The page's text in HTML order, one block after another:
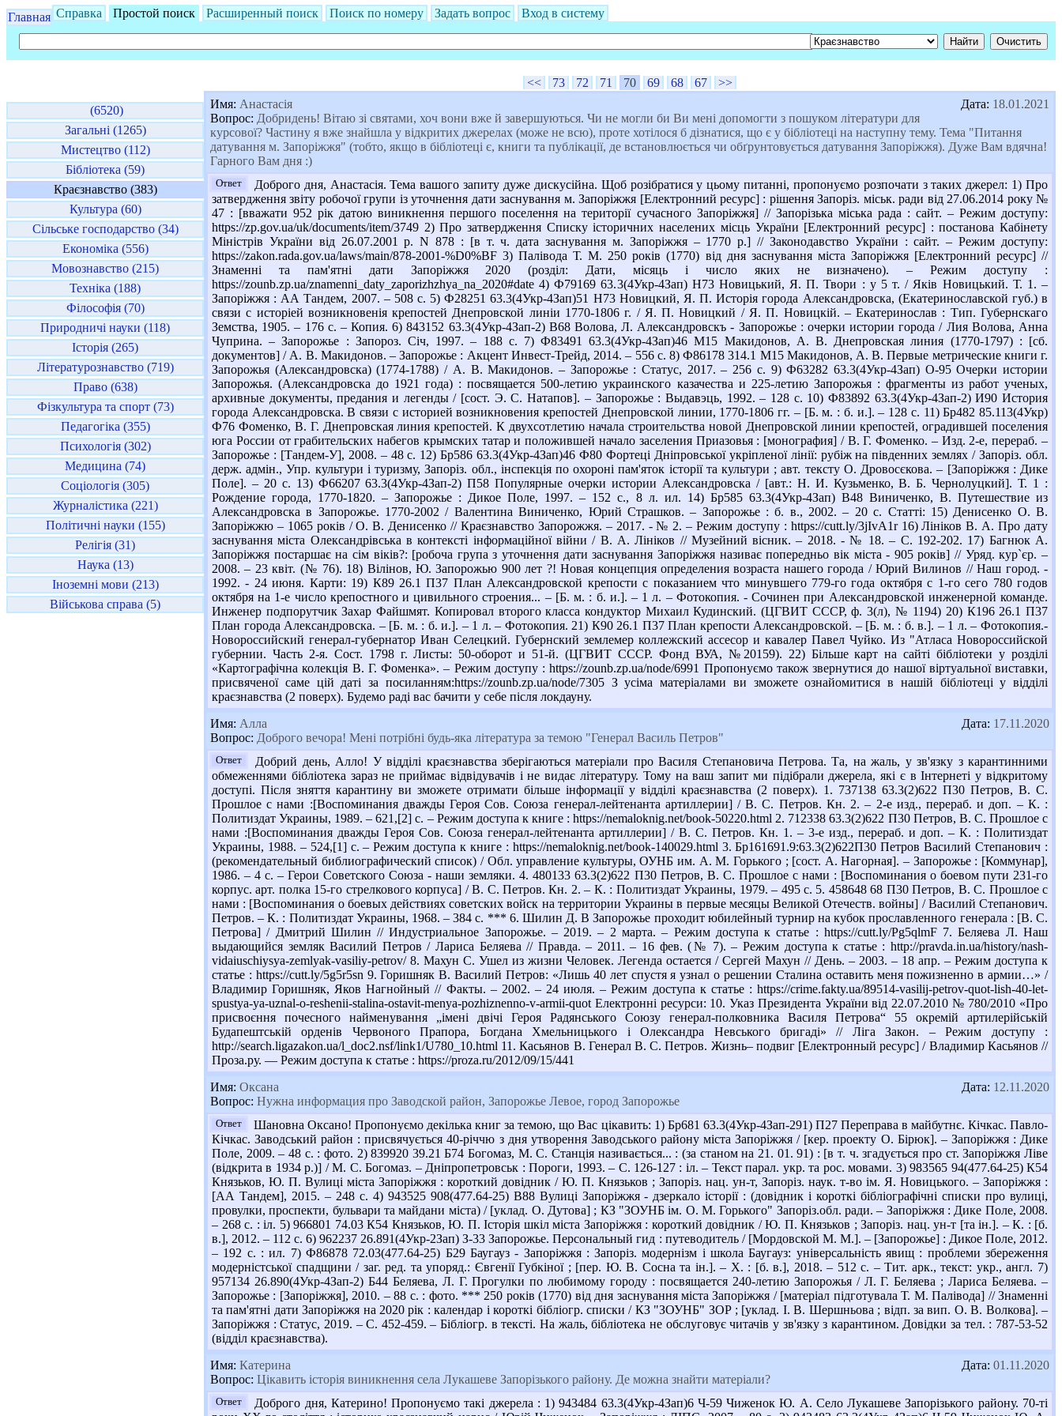
Главная Справка Простой поиск Расширенный поиск Поиск по номеру Задать вопрос Вход в систему
(6520)
Загальні (1265)
Мистецтво (112)
Бібліотека (59)
Краєзнавство (383)
Культура (60)
Сільське господарство (34)
Економіка (556)
Мовознавство (215)
Техніка (188)
Філософія (70)
Природничі науки (118)
Історія (265)
Літературознавство (719)
Право (638)
Фізкультура та спорт (73)
Педагогіка (355)
Психологія (302)
Медицина (74)
Соціологія (305)
Журналістика (221)
Політичні науки (155)
Релігія (31)
Наука (13)
Іноземні мови (213)
Військова справа (5)
<< 73 72 71 70 69 68 67
>>
Дата: 18.01.2021
Имя: Анастасія
Вопрос: Добридень! Вітаю зі святами, хоч вони вже й завершуються. Чи не могли би Ви мені допомогти з пошуком літератури для
курсової? Частину я вже знайшла у відкритих джерелах (може не всю), проте хотілося б дізнатися, що є у бібліотеці на наступну тему. Тема "Питання
датування м. Запоріжжя" (тобто, якщо в бібліотеці є, книги та публікації, де встановлюється чи обґрунтовується датування Запоріжжя). Дуже Вам вдячна!
Гарного Вам дня :)
Ответ
Доброго дня, Анастасія. Тема вашого запиту дуже дискусійна. Щоб розібратися у цьому питанні, пропонуємо розпочати з таких джерел: 1) Про
затвердження звіту робочої групи із уточнення дати заснування м. Запоріжжя [Електронний ресурс] : рішення Запоріз. міськ. ради від 27.06.2014 року №
47 : [вважати 952 рік датою виникнення першого поселення на території сучасного Запоріжжя] // Запорізька міська рада : сайт. – Режим доступу:
https://zp.gov.ua/uk/documents/item/3749 2) Про затвердження Списку історичних населених місць України [Електронний ресурс] : постанова Кабінету
Міністрів України від 26.07.2001 р. N 878 : [в т. ч. дата заснування м. Запоріжжя – 1770 р.] // Законодавство України : сайт. – Режим доступу:
https://zakon.rada.gov.ua/laws/main/878-2001-%D0%BF 3) Палівода Т. М. 250 років (1770) від дня заснування міста Запоріжжя [Електронний ресурс] //
Знаменні та пам'ятні дати Запоріжжя 2020 (розділ: Дати, місяць і число яких не визначено). – Режим доступу :
https://zounb.zp.ua/znamenni_daty_zaporizhzhya_na_2020#date 4) Ф79169 63.3(4Укр-4Зап) Н73 Новицький, Я. П. Твори : у 5 т. / Яків Новицький. Т. 1. –
Запоріжжя : АА Тандем, 2007. – 508 с. 5) Ф28251 63.3(4Укр-4Зап)51 Н73 Новицкий, Я. П. Исторія города Александровска, (Екатеринославской губ.) в
связи с исторіей возникновенія крепостей Днепровской линіи 1770-1806 г. / Я. П. Новицкий / Я. П. Новицкій. – Екатеринослав : Тип. Губернскаго
Земства, 1905. – 176 с. – Копия. 6) 843152 63.3(4Укр-4Зап-2) В68 Волова, Л. Александровскъ - Запорожье : очерки истории города / Лия Волова, Анна
Чуприна. – Запорожье : Запороз. Січ, 1997. – 188 с. 7) Ф83491 63.3(4Укр-4Зап)46 М15 Макидонов, А. В. Днепровская линия (1770-1797) : [сб.
документов] / А. В. Макидонов. – Запорожье : Акцент Инвест-Трейд, 2014. – 556 с. 8) Ф86178 314.1 М15 Макидонов, А. В. Первые метрические книги г.
Запорожья (Александровска) (1774-1788) / А. В. Макидонов. – Запорожье : Статус, 2017. – 256 с. 9) Ф63282 63.3(4Укр-4Зап) О-95 Очерки истории
Запорожья. (Александровска до 1921 года) : посвящается 500-летию украинского казачества и 225-летию Запорожья : фрагменты из работ ученых,
архивные документы, предания и легенды / [сост. Э. С. Натапов]. – Запорожье : Выдавэць, 1992. – 128 с. 10) Ф83892 63.3(4Укр-4Зап-2) И90 История
города Александровска. В связи с историей возникновения крепостей Днепровской линии, 1770-1806 гг. – [Б. м. : б. и.]. – 128 с. 11) Бр482 85.113(4Укр)
Ф76 Фоменко, В. Г. Днепровская линия крепостей. К двухсотлетию начала строительства новой Днепровской линии крепостей, оградившей поселения
юга России от грабительских набегов крымских татар и положившей начало заселения Приазовья : [монография] / В. Г. Фоменко. – Изд. 2-е, перераб. –
Запорожье : [Тандем-У], 2008. – 48 с. 12) Бр586 63.3(4Укр-4Зап)46 Ф80 Фортеці Дніпровської укріпленої лінії: рубіж на південних землях / Запоріз. обл.
держ. адмін., Упр. культури і туризму, Запоріз. обл., інспекція по охороні пам'яток історії та культури ; авт. тексту О. Дровосєкова. – [Запоріжжя : Дике
Поле]. – 20 с. 13) Ф66207 63.3(4Укр-4Зап-2) П58 Популярные очерки истории Александровска / [авт.: Н. И. Кузьменко, В. Б. Чернолуцкий]. Т. 1 :
Рождение города, 1770-1820. – Запорожье : Дикое Поле, 1997. – 152 с., 8 л. ил. 14) Бр585 63.3(4Укр-4Зап) В48 Виниченко, В. Путешествие из
Александровска в Запорожье. 1770-2002 / Валентина Виниченко, Юрий Страшков. – Запорожье : б. в., 2002. – 20 с. Статті: 15) Денисенко О. В.
Запоріжжю – 1065 років / О. В. Денисенко // Краєзнавство Запорожжя. – 2017. - № 2. – Режим доступу : https://cutt.ly/3jIvA1r 16) Лініков В. А. Про дату
заснування міста Олександрівська в контексті інформаційної війни / В. А. Лініков // Музейний вісник. – 2018. - № 18. – С. 192-202. 17) Багнюк А.
Запоріжжя постаршає на сім віків?: [робоча група з уточнення дати заснування Запоріжжя називає попередньо вік міста - 905 років] // Уряд. кур`єр. –
2008. – 23 квіт. (№ 76). 18) Вілінов, Ю. Запорожью 900 лет ?! Новая концепция определения возраста нашего города / Юрий Вилинов // Наш город. -
1992. - 24 июня. Карти: 19) К89 26.1 П37 План Александровской крепости с показанием что минувшего 779-го года октября с 1-го сего 780 годов
октября на 1-е число крепостного и цивильного строения... – [Б. м. : б. и.]. – 1 л. – Фотокопия. - Сочинен при Александровской инженерной команде.
Инженер подпорутчик Захар Файшмят. Копировал второго класса кондуктор Михаил Кудинский. (ЦГВИТ СССР, ф. 3(л), № 1194) 20) К196 26.1 П37
План города Александровска. – [Б. м. : б. и.]. – 1 л. – Фотокопия. 21) К90 26.1 П37 План крепости Александровской. – [Б. м. : б. в.]. – 1 л. – Фотокопия.-
Новороссийский генерал-губернатор Иван Селецкий. Губернский землемер коллежский ассесор и кавалер Павел Чуйко. Из "Атласа Новороссийской
губернии. Часть 2-я. Сост. 1798 г. Листы: 50-оборот и 51-й. (ЦГВИТ СССР. Фонд ВУА, №20159). 22) Більше карт на сайті бібліотеки у розділі
«Картографічна колекція В. Г. Фоменка». – Режим доступу : https://zounb.zp.ua/node/6991 Пропонуємо також звернутися до нашої віртуальної виставки,
присвяченої саме цій даті за посиланням:https://zounb.zp.ua/node/7305 З усіма матеріалами ви зможете ознайомитися в нашій бібліотеці у відділі
краєзнавства (2 поверх). Будемо раді вас бачити у себе після локдауну.
Дата: 17.11.2020
Имя: Алла
Вопрос: Доброго вечора! Мені потрібні будь-яка література за темою "Генерал Василь Петров"
Ответ
Добрий день, Алло! У відділі краєзнавства зберігаються матеріали про Василя Степановича Петрова. Та, на жаль, у зв'язку з карантинними
обмеженнями бібліотека зараз не приймає відвідувачів і не видає літературу. Тому на ваш запит ми підібрали джерела, які є в Інтернеті у відкритому
доступі. Після зняття карантину ви зможете отримати більше інформації у відділі краєзнавства (2 поверх). 1. 737138 63.3(2)622 П30 Петров, В. С.
Прошлое с нами :[Воспоминания дважды Героя Сов. Союза генерал-лейтенанта артиллерии] / В. С. Петров. Кн. 2. – 2-е изд., перераб. и доп. – К. :
Политиздат Украины, 1989. – 621,[2] с. – Режим доступа к книге : https://nemaloknig.net/book-50220.html 2. 712338 63.3(2)622 П30 Петров, В. С. Прошлое с
нами :[Воспоминания дважды Героя Сов. Союза генерал-лейтенанта артиллерии] / В. С. Петров. Кн. 1. – 3-е изд., перераб. и доп. – К. : Политиздат
Украины, 1988. – 524,[1] с. – Режим доступа к книге : https://nemaloknig.net/book-140029.html 3. Бр161691.9:63.3(2)622П30 Петров Василий Степанович :
(рекомендательный библиографический список) / Обл. управление культуры, ОУНБ им. А. М. Горького ; [сост. А. Нагорная]. – Запорожье : [Коммунар],
1986. – 4 с. – Герои Советского Союза - наши земляки. 4. 480133 63.3(2)622 П30 Петров, В. С. Прошлое с нами : [Воспоминания о боевом пути 231-го
корпус. арт. полка 15-го стрелкового корпуса] / В. С. Петров. Кн. 2. – К. : Политиздат Украины, 1979. – 495 с. 5. 458648 68 П30 Петров, В. С. Прошлое с
нами : [Воспоминания о боевых действиях советских войск на территории Украины в первые месяцы Великой Отечеств. войны] / Василий Степанович.
Петров. – К. : Политиздат Украины, 1968. – 384 с. *** 6. Шилин Д. В Запорожье проходит юбилейный турнир на кубок прославленного генерала : [В. С.
Петрова] / Дмитрий Шилин // Индустриальное Запорожье. – 2019. – 2 марта. – Режим доступа к статье : https://cutt.ly/Pg5qlmF 7. Беляева Л. Наш
выдающийся земляк Василий Петров / Лариса Беляева // Правда. – 2011. – 16 фев. (№ 7). – Режим доступа к статье : http://pravda.in.ua/history/nash-
vidaiuschiysya-zemlyak-vasiliy-petrov/ 8. Махун С. Ушел из жизни Человек. Легенда остается / Сергей Махун // День. – 2003. – 18 апр. – Режим доступа к
статье : https://cutt.ly/5g5r5sn 9. Горишняк В. Василий Петров: «Лишь 40 лет спустя я узнал о решении Сталина оставить меня пожизненно в армии…» /
Владимир Горишняк, Яков Нагнойный // Факты. – 2002. – 24 июля. – Режим доступа к статье : https://crime.fakty.ua/89514-vasilij-petrov-quot-lish-40-let-
spustya-ya-uznal-o-reshenii-stalina-ostavit-menya-pozhiznenno-v-armii-quot Електронні ресурси: 10. Указ Президента України від 22.07.2010 № 780/2010 «Про
присвоєння почесного найменування „імені двічі Героя Радянського Союзу генерал-полковника Василя Петрова“ 55 окремій артилерійській
Будапештській орденів Червоного Прапора, Богдана Хмельницького і Олександра Невського бригаді» // Ліга Закон. – Режим доступу :
http://search.ligazakon.ua/l_doc2.nsf/link1/U780_10.html 11. Касьянов В. Генерал В. С. Петров. Жизнь– подвиг [Електронный ресурс] / Владимир Касьянов //
Проза.ру. — Режим доступа к статье : https://proza.ru/2012/09/15/441
Дата: 12.11.2020
Имя: Оксана
Вопрос: Нужна информация про Заводской район, Запорожье Левое, город Запорожье
Ответ
Шановна Оксано! Пропонуємо декілька книг за темою, що Вас цікавить: 1) Бр681 63.3(4Укр-4Зап-291) П27 Переправа в майбутнє. Кічкас. Павло-
Кічкас. Заводський район : присвячується 40-річчю з дня утворення Заводського району міста Запоріжжя / [кер. проекту О. Бірюк]. – Запоріжжя : Дике
Поле, 2009. – 48 с. : фото. 2) 839920 39.21 Б74 Богомаз, М. С. Станція називається... : (за станом на 21. 01. 91) : [в т. ч. згадується про ст. Запоріжжя Ліве
(відкрита в 1934 р.)] / М. С. Богомаз. – Дніпропетровськ : Пороги, 1993. – С. 126-127 : іл. – Текст парал. укр. та рос. мовами. 3) 983565 94(477.64-25) К54
Князьков, Ю. П. Вулиці міста Запоріжжя : короткий довідник / Ю. П. Князьков ; Запоріз. нац. ун-т, Запоріз. наук. т-во ім. Я. Новицького. – Запоріжжя :
[АА Тандем], 2015. – 248 с. 4) 943525 908(477.64-25) В88 Вулиці Запоріжжя - дзеркало історії : (довідник і короткі бібліографічні списки про вулиці,
провулки, проспекти, бульвари та майдани міста) / [уклад. О. Дутова] ; КЗ "ЗОУНБ ім. О. М. Горького" Запоріз.обл. ради. – Запоріжжя : Дике Поле, 2008.
– 268 с. : іл. 5) 966801 74.03 К54 Князьков, Ю. П. Історія шкіл міста Запоріжжя : короткий довідник / Ю. П. Князьков ; Запоріз. нац. ун-т [та ін.]. – К. : [б.
в.], 2012. – 112 с. 6) 962237 26.891(4Укр-2Зап) З-33 Запорожье. Персональный гид : путеводитель / [Мордовской М. М.]. – [Запорожье] : Дикое Поле, 2012.
– 192 с. : ил. 7) Ф86878 72.03(477.64-25) Б29 Баугауз - Запоріжжя : Запоріз. модернізм і школа Баугауз: універсальність явищ : проблеми збереження
модерністської спадщини / заг. ред. та упоряд.: Євгенії Губкіної ; [пер. Ю. В. Сосна та ін.]. – Х. : [б. в.], 2018. – 512 с. – Тит. арк., текст: укр., англ. 7)
957134 26.890(4Укр-4Зап-2) Б44 Беляева, Л. Г. Прогулки по любимому городу : посвящается 240-летию Запорожья / Л. Г. Беляева ; Лариса Беляева. –
Запорожье : [Запоріжжя], 2010. – 88 с. : фото. *** 250 років (1770) від дня заснування міста Запоріжжя / [матеріал підготувала Т. М. Палівода] // Знаменні
та пам'ятні дати Запоріжжя на 2020 рік : календар і короткі бібліогр. списки / КЗ "ЗОУНБ" ЗОР ; [уклад. І. В. Шершньова ; відп. за вип. О. В. Волкова]. –
Запоріжжя : Статус, 2019. – С. 452-459. – Бібліогр. в тексті. На жаль, бібліотека не обслуговує читачів у зв'язку з карантином. Довідки за тел. : 787-53-52
(відділ краєзнавства).
Дата: 01.11.2020
Имя: Катерина
Вопрос: Цікавить історія виникнення села Лукашеве Запорізького району. Де можна знайти матеріали?
Ответ
Доброго дня, Катерино! Пропонуємо такі джерела : 1) 943484 63.3(4Укр-4Зап)6 Ч-59 Чиженок Ю. А. Село Лукашеве Запорізького району. 70-ті